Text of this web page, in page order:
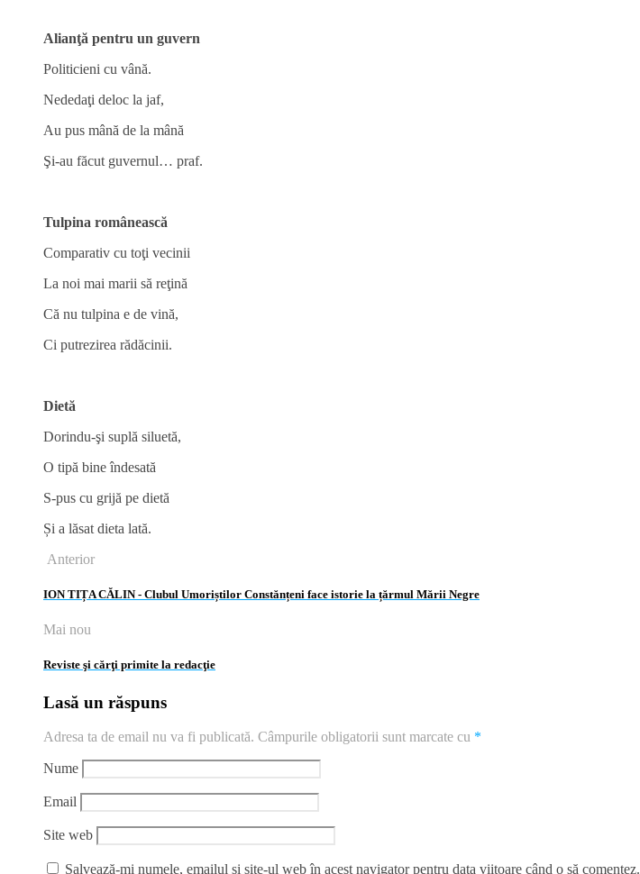
Alianţă pentru un guvern
Politicieni cu vână.
Nededaţi deloc la jaf,
Au pus mână de la mână
Şi-au făcut guvernul… praf.
Tulpina românească
Comparativ cu toţi vecinii
La noi mai marii să reţină
Că nu tulpina e de vină,
Ci putrezirea rădăcinii.
Dietă
Dorindu-şi suplă siluetă,
O tipă bine îndesată
S-pus cu grijă pe dietă
Și a lăsat dieta lată.
Anterior
ION TIȚA CĂLIN - Clubul Umoriștilor Constănțeni face istorie la țărmul Mării Negre
Mai nou
Reviste şi cărţi primite la redacţie
Lasă un răspuns
Adresa ta de email nu va fi publicată. Câmpurile obligatorii sunt marcate cu *
Nume
Email
Site web
Salvează-mi numele, emailul și site-ul web în acest navigator pentru data viitoare când o să comentez.